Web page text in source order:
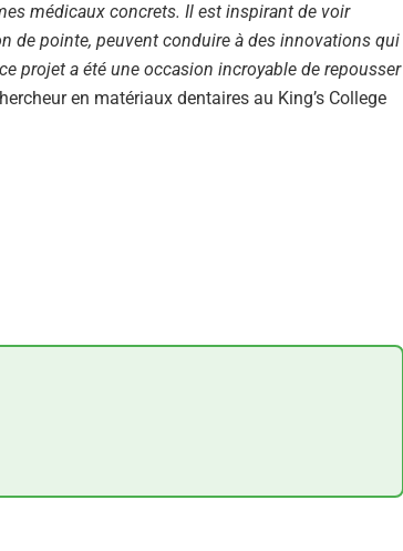
médicaux concrets. Il est inspirant de voir
de pointe, peuvent conduire à des innovations qui
projet a été une occasion incroyable de repousser
en matériaux dentaires au King’s College